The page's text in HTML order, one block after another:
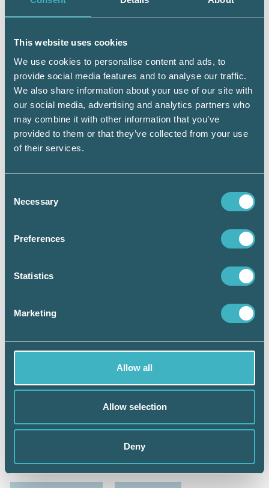
This website uses cookies
We use cookies to personalise content and ads, to
provide social media features and to analyse our traffic.
We also share information about your use of our site with
our social media, advertising and analytics partners who
may combine it with other information that you’ve
provided to them or that they’ve collected from your use
of their services.
Selection
Necessary
Preferences
Statistics
Marketing
Allow all
Allow selection
Deny
personalgrupp, inte enbart de fackliga
bättre i sig och leder till att fler engagerar sig i
hållbarhetsarbetet, vilket i sin tur gör företaget
mer hållbart och därmed mer
konkurrenskraftigt, avslutar Zennie Sjölund.
srfkonsult.se
Bokföringsnämnden informerar – bfn.se
Propositionen – riksdagen.se
Håkan Edvardsson
Journalist